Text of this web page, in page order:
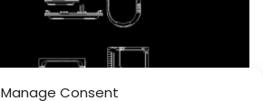
Manage Consent